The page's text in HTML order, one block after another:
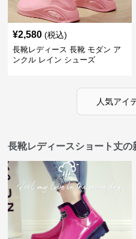
¥2,580 (税込)
長靴レディース 長靴 モダン ア
ンクル レイン シューズ
人気アイ
長靴レディースショート丈の